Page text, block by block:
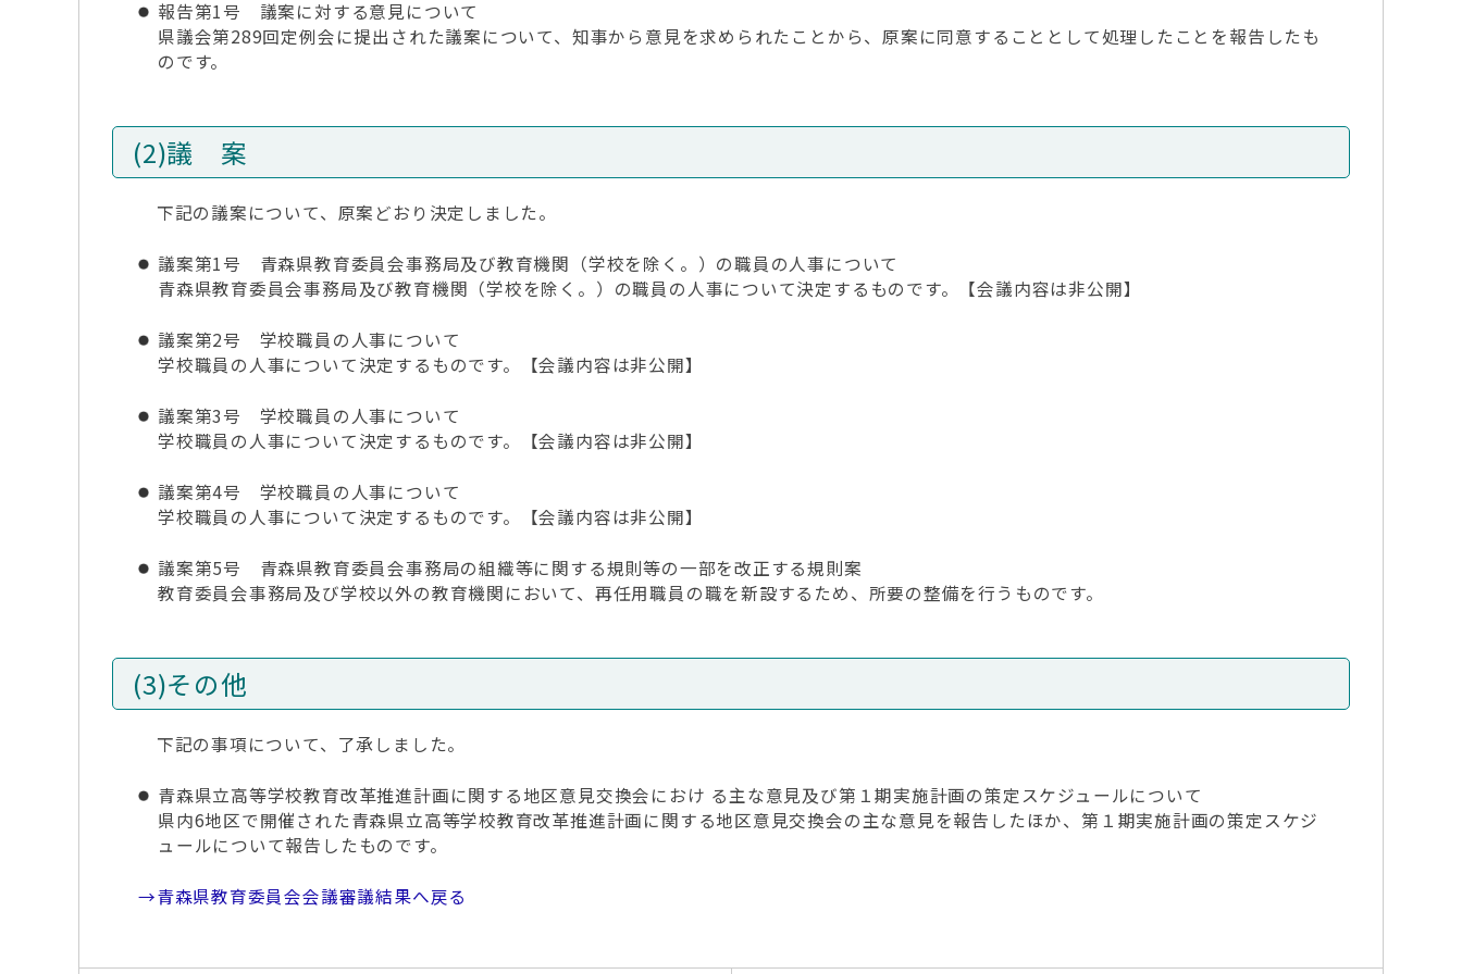
報告第1号 議案に対する意見について
県議会第289回定例会に提出された議案について、知事から意見を求められたことから、原案に同意することとして処理したことを報告したも
のです。
(2)議 案
下記の議案について、原案どおり決定しました。
議案第1号 青森県教育委員会事務局及び教育機関（学校を除く。）の職員の人事について
青森県教育委員会事務局及び教育機関（学校を除く。）の職員の人事について決定するものです。【会議内容は非公開】
議案第2号 学校職員の人事について
学校職員の人事について決定するものです。【会議内容は非公開】
議案第3号 学校職員の人事について
学校職員の人事について決定するものです。【会議内容は非公開】
議案第4号 学校職員の人事について
学校職員の人事について決定するものです。【会議内容は非公開】
議案第5号 青森県教育委員会事務局の組織等に関する規則等の一部を改正する規則案
教育委員会事務局及び学校以外の教育機関において、再任用職員の職を新設するため、所要の整備を行うものです。
(3)その他
下記の事項について、了承しました。
青森県立高等学校教育改革推進計画に関する地区意見交換会におけ る主な意見及び第１期実施計画の策定スケジュールについて
県内6地区で開催された青森県立高等学校教育改革推進計画に関する地区意見交換会の主な意見を報告したほか、第１期実施計画の策定スケジ
ュールについて報告したものです。
→青森県教育委員会会議審議結果へ戻る